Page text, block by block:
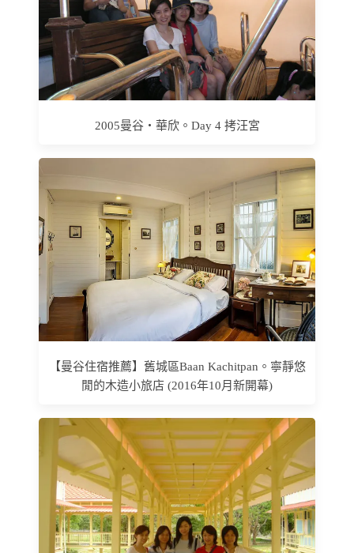
2005曼谷‧華欣。Day 4 拷汪宮
【曼谷住宿推薦】舊城區Baan Kachitpan。寧靜悠
閒的木造小旅店 (2016年10月新開幕)